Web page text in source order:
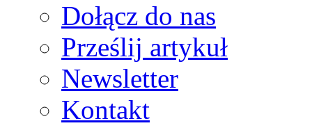
Dołącz do nas
Prześlij artykuł
Newsletter
Kontakt